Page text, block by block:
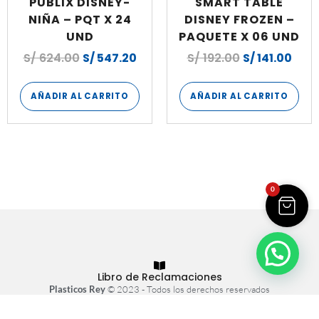
NIÑA – PQT X 24
UND
S/624.00 S/547.20
AÑADIR AL CARRITO
DISNEY FROZEN –
PAQUETE X 06 UND
S/192.00 S/141.00
AÑADIR AL CARRITO
Libro de Reclamaciones
Plasticos Rey© 2023 - Todos los derechos reservados
0